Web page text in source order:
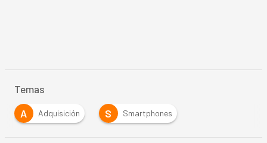
Temas
A
Adquisición S Smartphones